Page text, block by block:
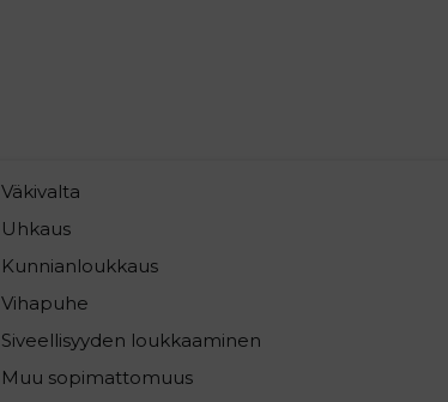
Väkivalta
Uhkaus
Kunnianloukkaus
Vihapuhe
Siveellisyyden loukkaaminen
Muu sopimattomuus